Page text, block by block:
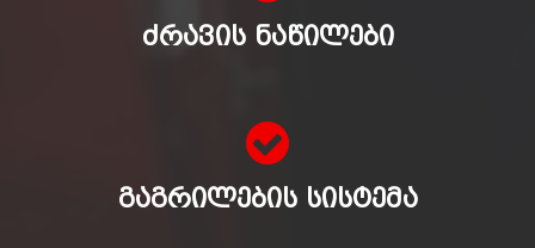
ᲫᲠᲐᲕᲘᲡ ᲜᲐᲬᲘᲚᲔᲑᲘ
ᲒᲐᲒᲠᲘᲚᲔᲑᲘᲡ ᲡᲘᲡᲢᲔᲛᲐ